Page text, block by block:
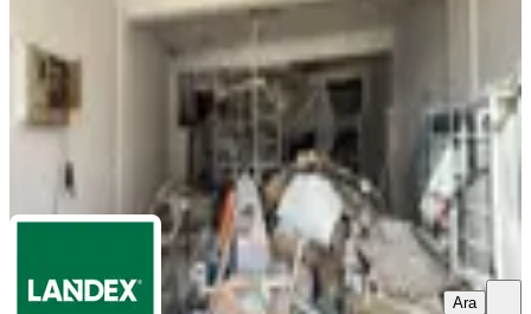
LANDEX MASTER GAYRİMENKUL Mustafa Samsa
Ara